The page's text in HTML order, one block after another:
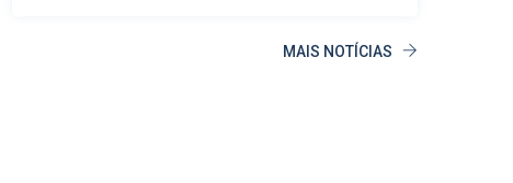
MAIS NOTÍCIAS